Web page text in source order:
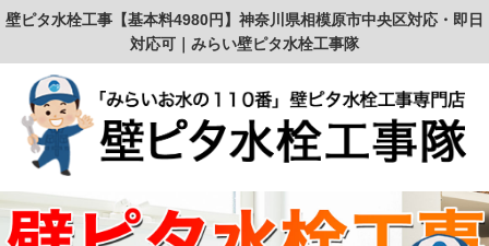
壁ピタ水栓工事【基本料4980円】神奈川県相模原市中央区対応・即日
対応可｜みらい壁ピタ水栓工事隊